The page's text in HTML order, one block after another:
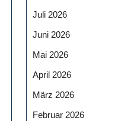
Juli 2026
Juni 2026
Mai 2026
April 2026
März 2026
Februar 2026